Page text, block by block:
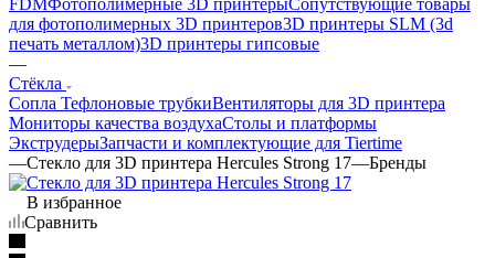
для фотополимерных 3D принтеров3D принтеры SLM (3d
печать металлом)3D принтеры гипсовые
—
Cтёкла
Сопла Тефлоновые трубкиВентиляторы для 3D принтера
Мониторы качества воздухаСтолы и платформы
ЭкструдерыЗапчасти и комплектующие для Tiertime
—Стекло для 3D принтера Hercules Strong 17—Бренды
В избранное
Сравнить